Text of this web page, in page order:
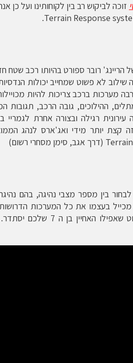
זוכה לביקוש רב בין לקוחותינו ועל כן
רובר ספורט בהיותו רכב שטח
שילוב לא פשוט שמחייב יכולות
מערכות ברכב צריכות להיות
ההילוכים, גובה הרכב, תגובות
רגילה ובצורה אחרת לגמריי
יותר מידי ואג'ארס לנהג
בין מספר מצבי נהיגה, בהם
בעצמו את כל המערכות
הנדרשות ולנהג רק נשאר להנות מהדרך. כל כך קל ופשוט